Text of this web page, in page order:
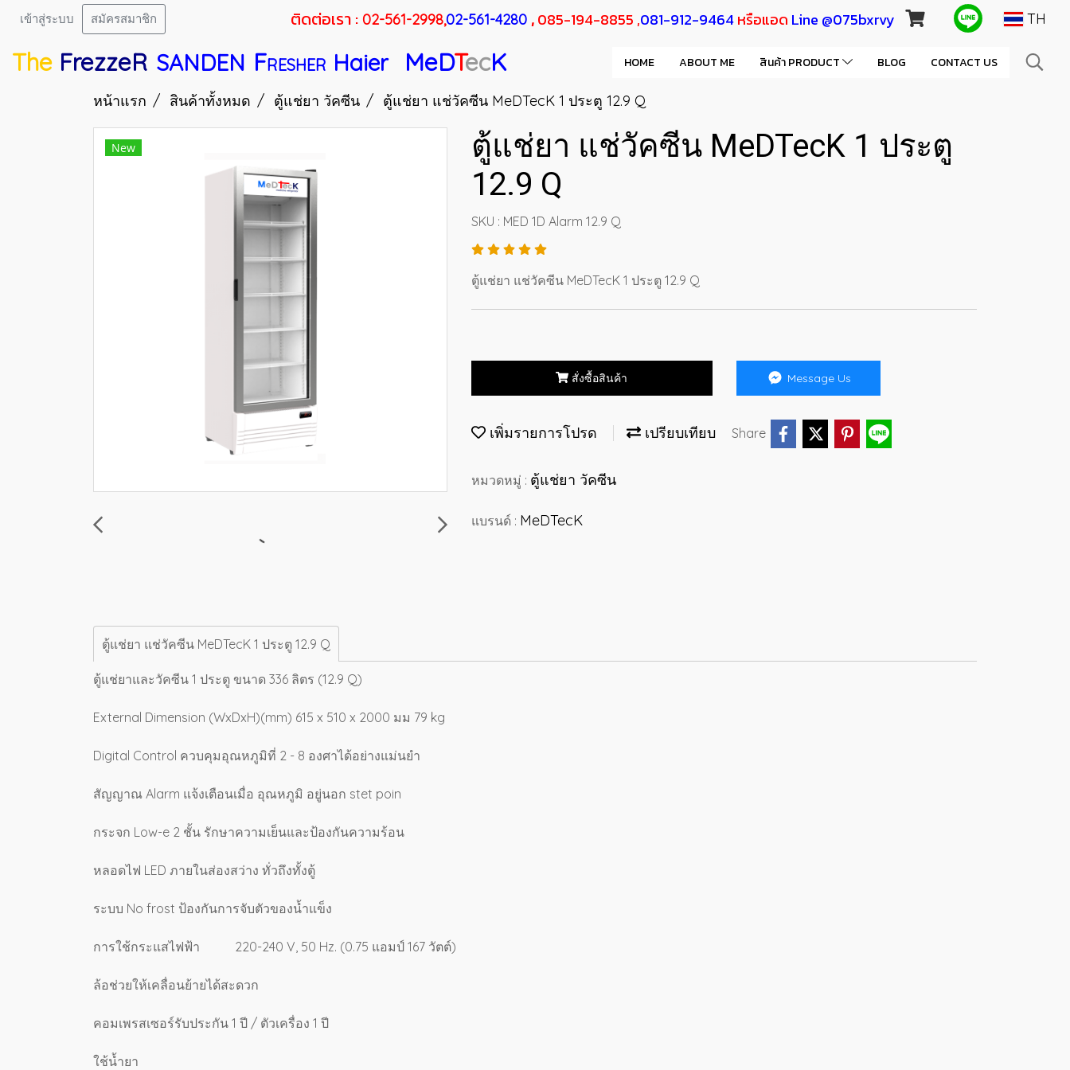
เข้าสู่ระบบ สมัครสมาชิก ติดต่อเรา : 02-561-2998,02-561-4280 ,085-194-8855 ,081-912-9464หรือแอด Line @075bxrvy TH
The FrezzeR SANDEN FRESHER Haier MeDTecK HOME ABOUT ME สินค้า PRODUCT BLOG CONTACT US
หน้าแรก สินค้าทั้งหมด ตู้แช่ยา วัคซีน ตู้แช่ยา แช่วัคซีน MeDTecK 1 ประตู 12.9 Q
New
ตู้แช่ยา แช่วัคซีน MeDTecK 1 ประตู
12.9 Q
SKU : MED 1D Alarm 12.9 Q
ตู้แช่ยา แช่วัคซีน MeDTecK 1 ประตู 12.9 Q
สั่งซื้อสินค้า Message Us
เพิ่มรายการโปรด เปรียบเทียบ Share
หมวดหมู่ : ตู้แช่ยา วัคซีน
แบรนด์ : MeDTecK
ตู้แช่ยา แช่วัคซีน MeDTecK 1 ประตู 12.9 Q
ตู้แช่ยาและวัคซีน 1 ประตู ขนาด 336 ลิตร (12.9 Q)
External Dimension (WxDxH)(mm) 615 x 510 x 2000 มม 79 kg
Digital Control ควบคุมอุณหภูมิที่ 2 - 8 องศาได้อย่างแม่นยำ
สัญญาณ Alarm แจ้งเตือนเมื่อ อุณหภูมิ อยู่นอก stet poin
กระจก Low-e 2 ชั้น รักษาความเย็นและป้องกันความร้อน
หลอดไฟ LED ภายในส่องสว่าง ทั่วถึงทั้งตู้
ระบบ No frost ป้องกันการจับตัวของน้ำแข็ง
การใช้กระแสไฟฟ้า 220-240 V, 50 Hz. (0.75 แอมป์ 167 วัตต์)
ล้อช่วยให้เคลื่อนย้ายได้สะดวก
คอมเพรสเซอร์รับประกัน 1 ปี / ตัวเครื่อง 1 ปี
ใช้น้ำยา